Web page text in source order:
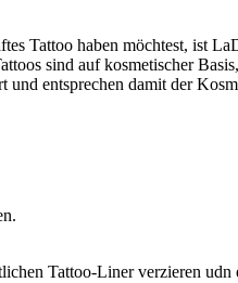
Tattoo haben möchtest, ist
sind auf kosmetischer
entsprechen damit der
Tattoo-Liner verzieren